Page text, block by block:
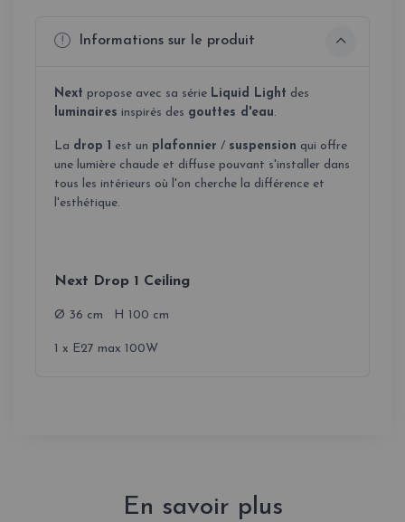
Informations sur le produit
Next propose avec sa série Liquid Light des
luminaires inspirés des gouttes d'eau.
La drop 1 est un plafonnier / suspension qui offre
une lumière chaude et diffuse pouvant s'installer dans
tous les intérieurs où l'on cherche la différence et
l'esthétique.
Next Drop 1 Ceiling
Ø 36 cm H 100 cm
1 x E27 max 100W
En savoir plus